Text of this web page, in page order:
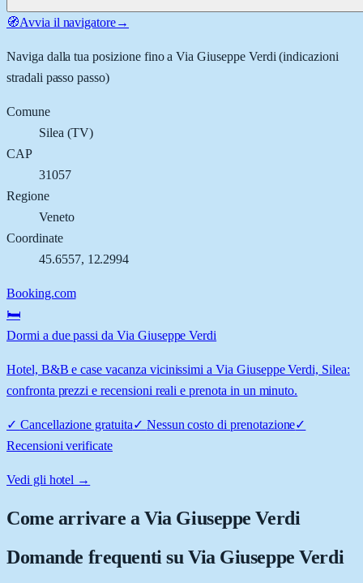
🧭Avvia il navigatore→
Naviga dalla tua posizione fino aVia Giuseppe Verdi (indicazioni
stradali passo passo)
Comune
Silea (TV)
CAP
31057
Regione
Veneto
Coordinate
45.6557, 12.2994
Booking.com
🛏️
Dormi a due passi da Via Giuseppe Verdi
Hotel, B&B e case vacanza vicinissimi a Via Giuseppe Verdi, Silea:
confronta prezzi e recensioni reali e prenota in un minuto.
✓ Cancellazione gratuita✓ Nessun costo di prenotazione✓
Recensioni verificate
Vedi gli hotel →
Come arrivare aVia Giuseppe Verdi
Domande frequenti su Via Giuseppe Verdi